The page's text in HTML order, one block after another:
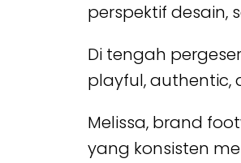
perspektif desain,
Di tengah
playful, authentic,
Melissa, brand
yang konsisten